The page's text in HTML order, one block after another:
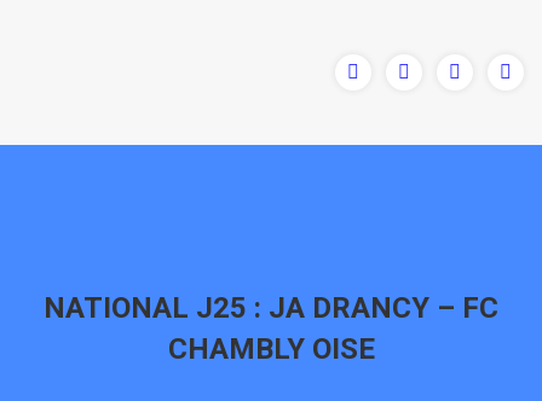
NATIONAL J25 : JA DRANCY – FC
CHAMBLY OISE